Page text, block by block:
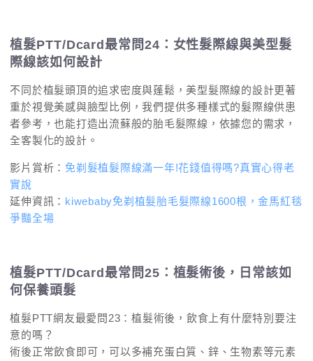
植髮PTT/Dcard最常問24：女性髮際線與美型髮
際線該如何設計
不同於植髮頭頂的追求密度與蓬鬆，美型髮際線的設計更著
重於視覺美感與臉型比例，我們提供多種樣式的髮際線供患
者參考，也能打造出流蘇般的胎毛髮際線，依據您的需求，
全客製化的設計。
影片賞析： 免剃髮植髮際線滿一年!花錢值得嗎?真實心得老
實說
延伸資訊： kiwebaby免剃植髮胎毛髮際線1600根，金馬紅毯
爭豔全場
植髮PTT/Dcard最常問25：植髮術後，日常該如
何保養頭髮
植髮PTT網友最愛問23：植髮術後，飲食上有什麼特別要注
意的嗎？
術後正常飲食即可，可以多補充蛋白質、鋅、生物素等元素